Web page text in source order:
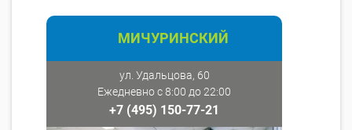
МИЧУРИНСКИЙ
ул. Удальцова, 60
Ежедневно с 8:00 до 22:00
+7 (495) 150-77-21